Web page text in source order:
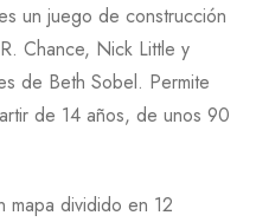
un juego de construcción
Chance, Nick Little y
de Beth Sobel. Permite
de 14 años, de unos 90
mapa dividido en 12